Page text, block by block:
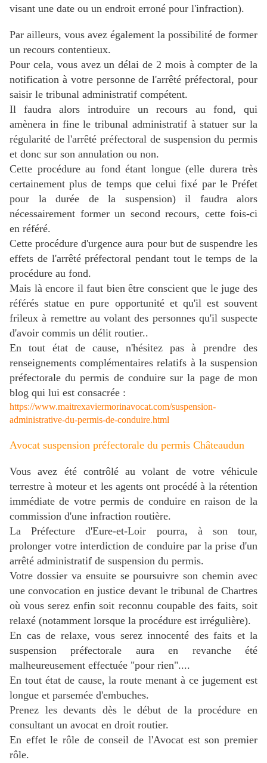
visant une date ou un endroit erroné pour l'infraction).
Par ailleurs, vous avez également la possibilité de former
un recours contentieux.
Pour cela, vous avez un délai de 2 mois à compter de la
notification à votre personne de l'arrêté préfectoral, pour
saisir le tribunal administratif compétent.
Il faudra alors introduire un recours au fond, qui
amènera in fine le tribunal administratif à statuer sur la
régularité de l'arrêté préfectoral de suspension du permis
et donc sur son annulation ou non.
Cette procédure au fond étant longue (elle durera très
certainement plus de temps que celui fixé par le Préfet
pour la durée de la suspension) il faudra alors
nécessairement former un second recours, cette fois-ci
en référé.
Cette procédure d'urgence aura pour but de suspendre les
effets de l'arrêté préfectoral pendant tout le temps de la
procédure au fond.
Mais là encore il faut bien être conscient que le juge des
référés statue en pure opportunité et qu'il est souvent
frileux à remettre au volant des personnes qu'il suspecte
d'avoir commis un délit routier..
En tout état de cause, n'hésitez pas à prendre des
renseignements complémentaires relatifs à la suspension
préfectorale du permis de conduire sur la page de mon
blog qui lui est consacrée :
https://www.maitrexaviermorinavocat.com/suspension-
administrative-du-permis-de-conduire.html
Avocat suspension préfectorale du permis Châteaudun
Vous avez été contrôlé au volant de votre véhicule
terrestre à moteur et les agents ont procédé à la rétention
immédiate de votre permis de conduire en raison de la
commission d'une infraction routière.
La Préfecture d'Eure-et-Loir pourra, à son tour,
prolonger votre interdiction de conduire par la prise d'un
arrêté administratif de suspension du permis.
Votre dossier va ensuite se poursuivre son chemin avec
une convocation en justice devant le tribunal de Chartres
où vous serez enfin soit reconnu coupable des faits, soit
relaxé (notamment lorsque la procédure est irrégulière).
En cas de relaxe, vous serez innocenté des faits et la
suspension préfectorale aura en revanche été
malheureusement effectuée "pour rien"....
En tout état de cause, la route menant à ce jugement est
longue et parsemée d'embuches.
Prenez les devants dès le début de la procédure en
consultant un avocat en droit routier.
En effet le rôle de conseil de l'Avocat est son premier
rôle.